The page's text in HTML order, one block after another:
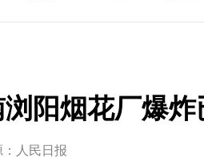
阳烟花厂爆
：人民日报